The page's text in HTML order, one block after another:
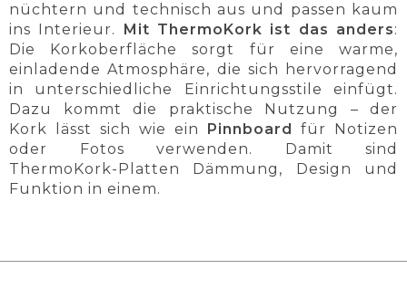
nüchtern und technisch aus und passen kaum
ins Interieur.
Mit ThermoKork ist das anders:
Die Korkoberfläche sorgt für eine warme,
einladende Atmosphäre, die sich hervorragend
in unterschiedliche Einrichtungsstile einfügt.
Dazu kommt die praktische Nutzung – der
Kork lässt sich wie ein
Pinnboard
für Notizen
oder Fotos verwenden. Damit sind
ThermoKork-Platten Dämmung, Design und
Funktion in einem.